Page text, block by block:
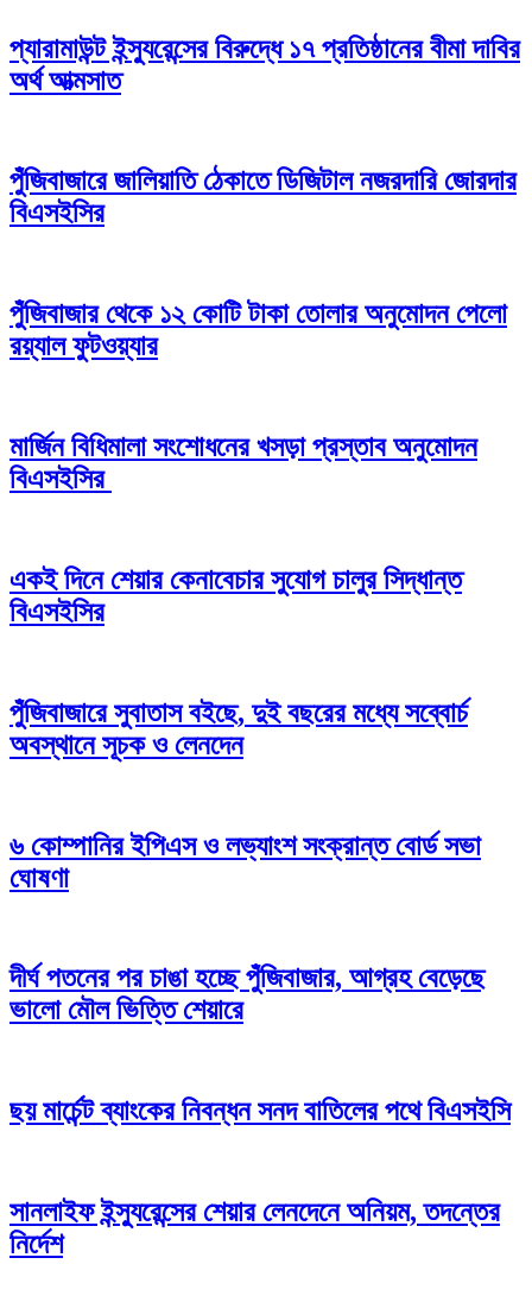
প্যারামাউন্ট ইন্স্যুরেন্সের বিরুদ্ধে ১৭ প্রতিষ্ঠানের বীমা দাবির
অর্থ আত্মসাত
পুঁজিবাজারে জালিয়াতি ঠেকাতে ডিজিটাল নজরদারি জোরদার
বিএসইসির
পুঁজিবাজার থেকে ১২ কোটি টাকা তোলার অনুমোদন পেলো
রয়্যাল ফুটওয়্যার
মার্জিন বিধিমালা সংশোধনের খসড়া প্রস্তাব অনুমোদন
বিএসইসির
একই দিনে শেয়ার কেনাবেচার সুযোগ চালুর সিদ্ধান্ত
বিএসইসির
পুঁজিবাজারে সুবাতাস বইছে, দুই বছরের মধ্যে সব্বোর্চ
অবস্থানে সূচক ও লেনদেন
৬ কোম্পানির ইপিএস ও লভ্যাংশ সংক্রান্ত বোর্ড সভা
ঘোষণা
দীর্ঘ পতনের পর চাঙা হচ্ছে পুঁজিবাজার, আগ্রহ বেড়েছে
ভালো মৌল ভিত্তি শেয়ারে
ছয় মার্চেন্ট ব্যাংকের নিবন্ধন সনদ বাতিলের পথে বিএসইসি
সানলাইফ ইন্স্যুরেন্সের শেয়ার লেনদেনে অনিয়ম, তদন্তের
নির্দেশ